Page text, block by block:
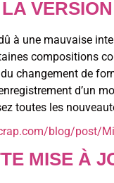
à une mauvaise
compositions
changement de
d’un
toutes les
blog/post/
MISE À